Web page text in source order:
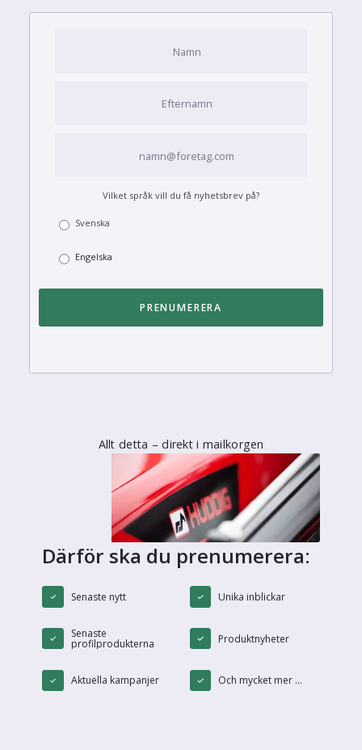
Vilket språk vill du få nyhetsbrev på?
Svenska
Engelska
Allt detta – direkt i mailkorgen
Därför ska du prenumerera:
Senaste nytt Unika inblickar
Senaste
profilprodukterna Produktnyheter
Aktuella kampanjer Och mycket mer ...